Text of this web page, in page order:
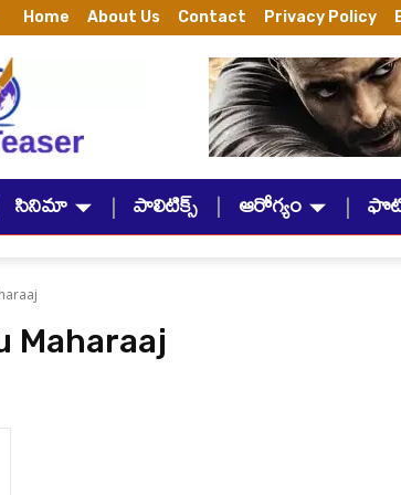
Home About Us Contact Privacy Policy
సినిమా పాలిటిక్స్ ఆరోగ్యం
Maharaaj